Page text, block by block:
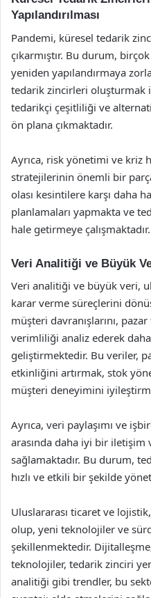
Yapılandırılması
Pandemi, küresel tedarik
çıkarmıştır. Bu durum,
yeniden yapılandırmaya
tedarik zincirleri oluşturmak
tedarikçi çeşitliliği ve
ön plana çıkmaktadır.
Ayrıca, risk yönetimi ve kriz
stratejilerinin önemli bir
olası kesintilere karşı daha
planlamaları yapmakta ve
hale getirmeye çalışmaktadır.
Veri Analitiği ve Büyük
Veri analitiği ve büyük veri,
karar verme süreçlerini
müşteri davranışlarını,
verimliliği analiz ederek
geliştirmektedir. Bu veriler,
etkinliğini artırmak, stok
müşteri deneyimini
Ayrıca, veri paylaşımı ve
arasında daha iyi bir iletişim
sağlamaktadır. Bu durum,
hızlı ve etkili bir şekilde
Uluslararası ticaret ve
olup, yeni teknolojiler ve
şekillenmektedir.
teknolojiler, tedarik zinciri
analitiği gibi trendler, bu